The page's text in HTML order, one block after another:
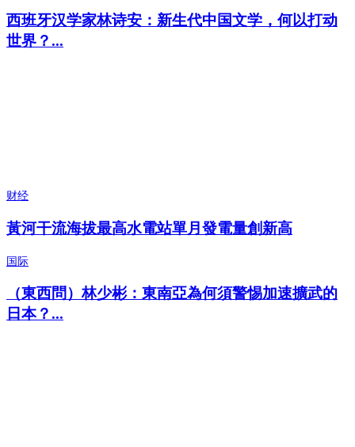
西班牙汉学家林诗安：新生代中国文学，何以打动
世界？...
财经
黃河干流海拔最高水電站單月發電量創新高
国际
（東西問）林少彬：東南亞為何須警惕加速擴武的
日本？...